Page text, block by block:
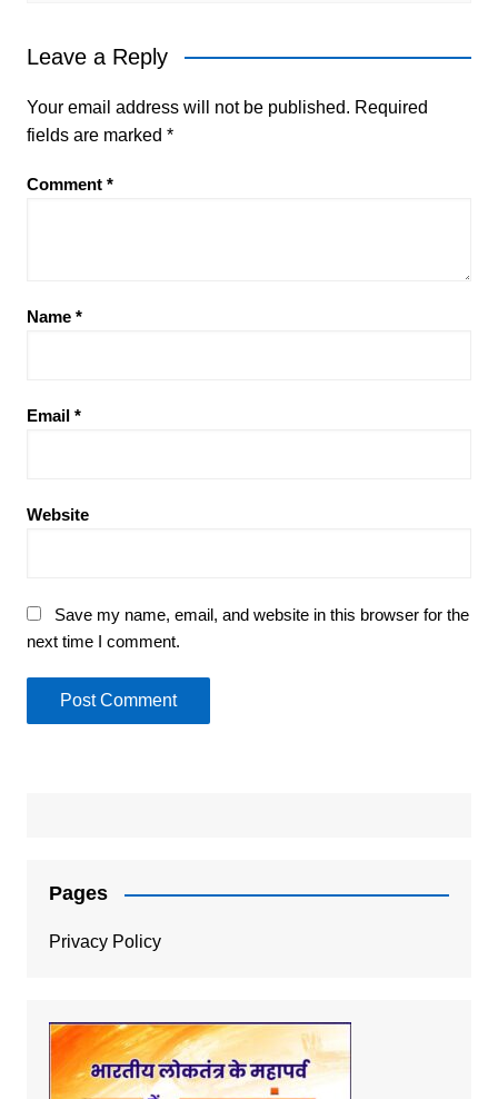
Leave a Reply
Your email address will not be published. Required
fields are marked *
Comment *
Name *
Email *
Website
Save my name, email, and website in this browser for the
next time I comment.
Pages
Privacy Policy